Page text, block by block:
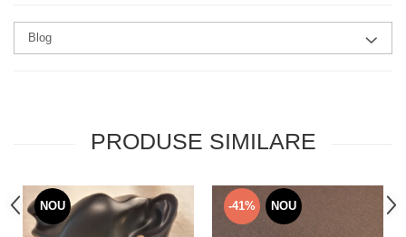
Blog
PRODUSE SIMILARE
NOU -41% NOU